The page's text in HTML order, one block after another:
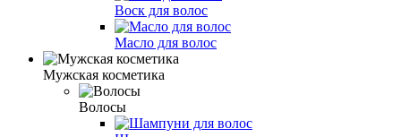
Воск для волос
Масло для волос
Мужская косметика
Волосы